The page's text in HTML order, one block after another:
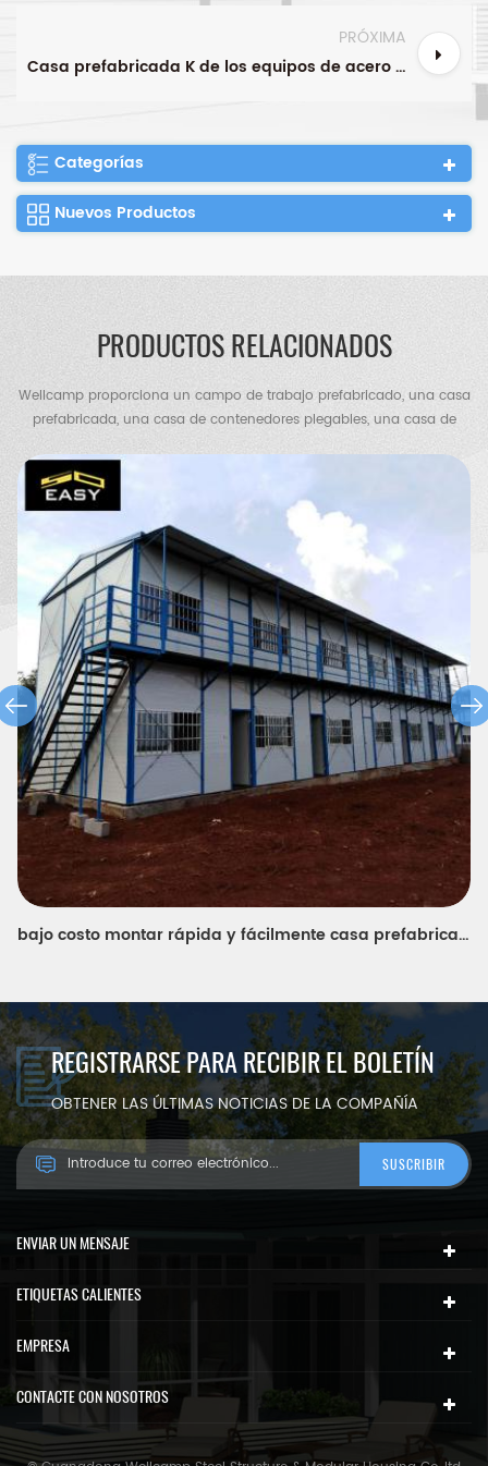
PRÓXIMA
Casa prefabricada K de los equipos de acero de la casa de la instalación de las casas prefabricadas de Eco con mayor nivel
Categorías
Nuevos Productos
PRODUCTOS RELACIONADOS
Wellcamp proporciona un campo de trabajo prefabricado, una casa
prefabricada, una casa de contenedores plegables, una casa de
contenedores de paquete plano, una casa de contenedores
expandible, una villa de contenedores, una villa de acero, un
almacén de estructura de acero, un cobertizo de pollos, un baño
portátil, una casa de guardia, etc.
diseños prefabricados modulares móviles baratos de la casa para la oficina del sitio y el dormitorio
REGISTRARSE PARA RECIBIR EL BOLETÍN
OBTENER LAS ÚLTIMAS NOTICIAS DE LA COMPAÑÍA
ENVIAR UN MENSAJE
ETIQUETAS CALIENTES
EMPRESA
CONTACTE CON NOSOTROS